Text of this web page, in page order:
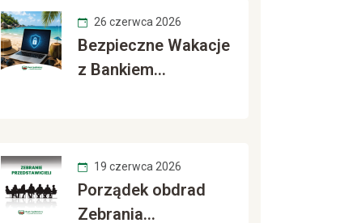
26 czerwca 2026
Bezpieczne Wakacje
z Bankiem
19 czerwca 2026
Porządek obdrad
Zebrania